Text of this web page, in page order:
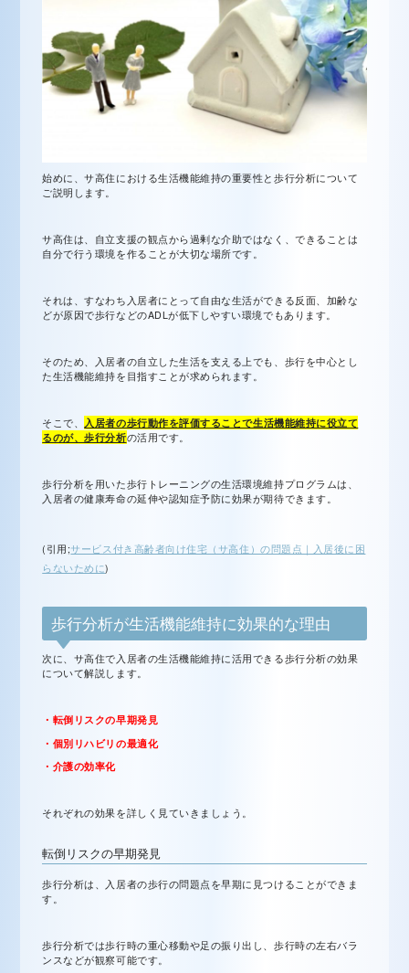
始めに、サ高住における生活機能維持の重要性と歩行分析について
ご説明します。
サ高住は、自立支援の観点から過剰な介助ではなく、できることは
自分で行う環境を作ることが大切な場所です。
それは、すなわち入居者にとって自由な生活ができる反面、加齢な
どが原因で歩行などのADLが低下しやすい環境でもあります。
そのため、入居者の自立した生活を支える上でも、歩行を中心とし
た生活機能維持を目指すことが求められます。
そこで、 入居者の歩行動作を評価することで生活機能維持に役立て
るのが、歩行分析の活用です。
歩行分析を用いた歩行トレーニングの生活環境維持プログラムは、
入居者の健康寿命の延伸や認知症予防に効果が期待できます。
(引用;サービス付き高齢者向け住宅（サ高住）の問題点｜入居後に困
らないために)
歩行分析が生活機能維持に効果的な理由
次に、サ高住で入居者の生活機能維持に活用できる歩行分析の効果
について解説します。
・転倒リスクの早期発見
・個別リハビリの最適化
・介護の効率化
それぞれの効果を詳しく見ていきましょう。
転倒リスクの早期発見
歩行分析は、入居者の歩行の問題点を早期に見つけることができま
す。
歩行分析では歩行時の重心移動や足の振り出し、歩行時の左右バラ
ンスなどが観察可能です。